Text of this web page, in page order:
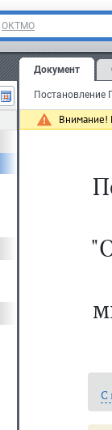
ОКТМО
Документ
Внимание!
С